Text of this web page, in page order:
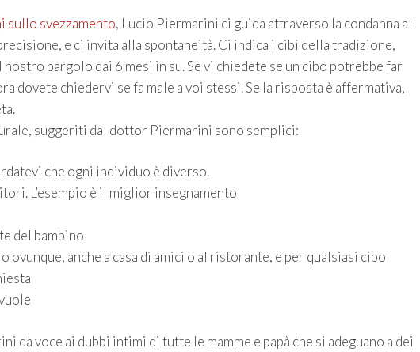
sullo svezzamento, Lucio Piermarini ci guida attraverso la condanna al
e ci invita alla spontaneità. Ci indica i cibi della tradizione,
pargolo dai 6 mesi in su. Se vi chiedete se un cibo potrebbe far
dovete chiedervi se fa male a voi stessi. Se la risposta è affermativa,
suggeriti dal dottor Piermarini sono semplici:
che ogni individuo è diverso.
L’esempio è il miglior insegnamento
del bambino
ovunque, anche a casa di amici o al ristorante, e per qualsiasi cibo
voce ai dubbi intimi di tutte le mamme e papà che si adeguano a dei